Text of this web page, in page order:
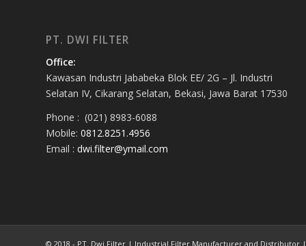
PT. DWI FILTER
Office:
Kawasan Industri Jababeka Blok EE/ 2G – Jl. Industri
Selatan IV, Cikarang Selatan, Bekasi, Jawa Barat 17530
Phone : (021) 8983-6088
Mobile: 0812.8251.4956
Email : dwi.filter@ymail.com
© 2018 - PT. Dwi Filter | Industrial Filter Manufacturer and Distributor